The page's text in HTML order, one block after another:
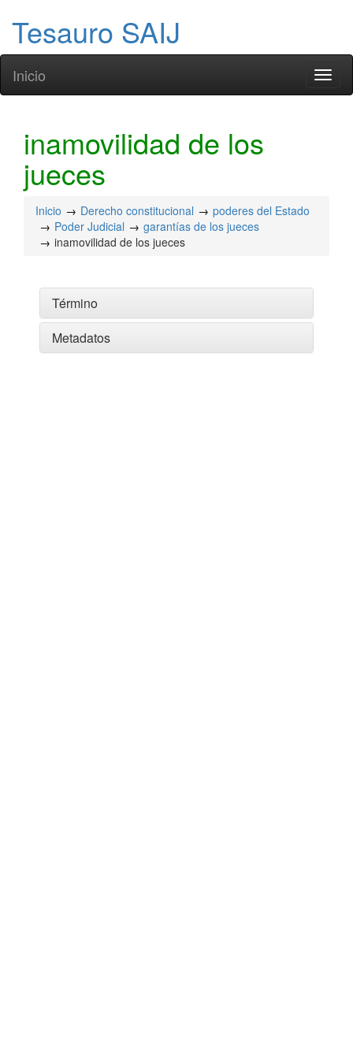
Tesauro SAIJ
Inicio
inamovilidad de los
jueces
Inicio Derecho constitucional
poderes del Estado
Poder Judicial
garantías de los jueces
inamovilidad de los jueces
Término
Metadatos